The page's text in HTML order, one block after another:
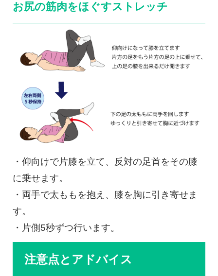
お尻の筋肉をほぐすストレッチ
・仰向けで片膝を立て、反対の足首をその膝
に乗せます。
・両手で太ももを抱え、膝を胸に引き寄せま
す。
・片側5秒ずつ行います。
注意点とアドバイス